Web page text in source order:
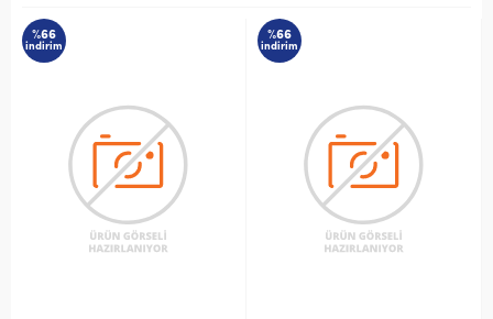
%66
indirim
%66
indirim